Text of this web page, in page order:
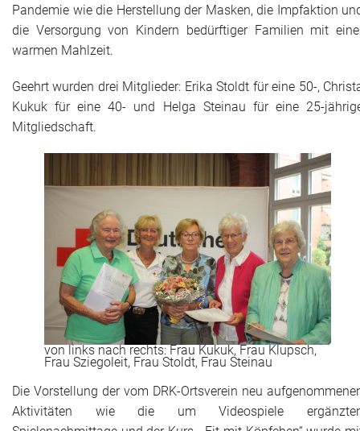
Pandemie wie die Herstellung der Masken, die Impfaktion
die Versorgung von Kindern bedürftiger Familien mit
warmen Mahlzeit.
Geehrt wurden drei Mitglieder: Erika Stoldt für eine 50-,
Kukuk für eine 40- und Helga Steinau für eine 25-
Mitgliedschaft.
von links nach rechts: Frau Kukuk, Frau Klupsch,
Frau Sziegoleit, Frau Stoldt, Frau Steinau
Die Vorstellung der vom DRK-Ortsverein neu
Aktivitäten wie die um Videospiele